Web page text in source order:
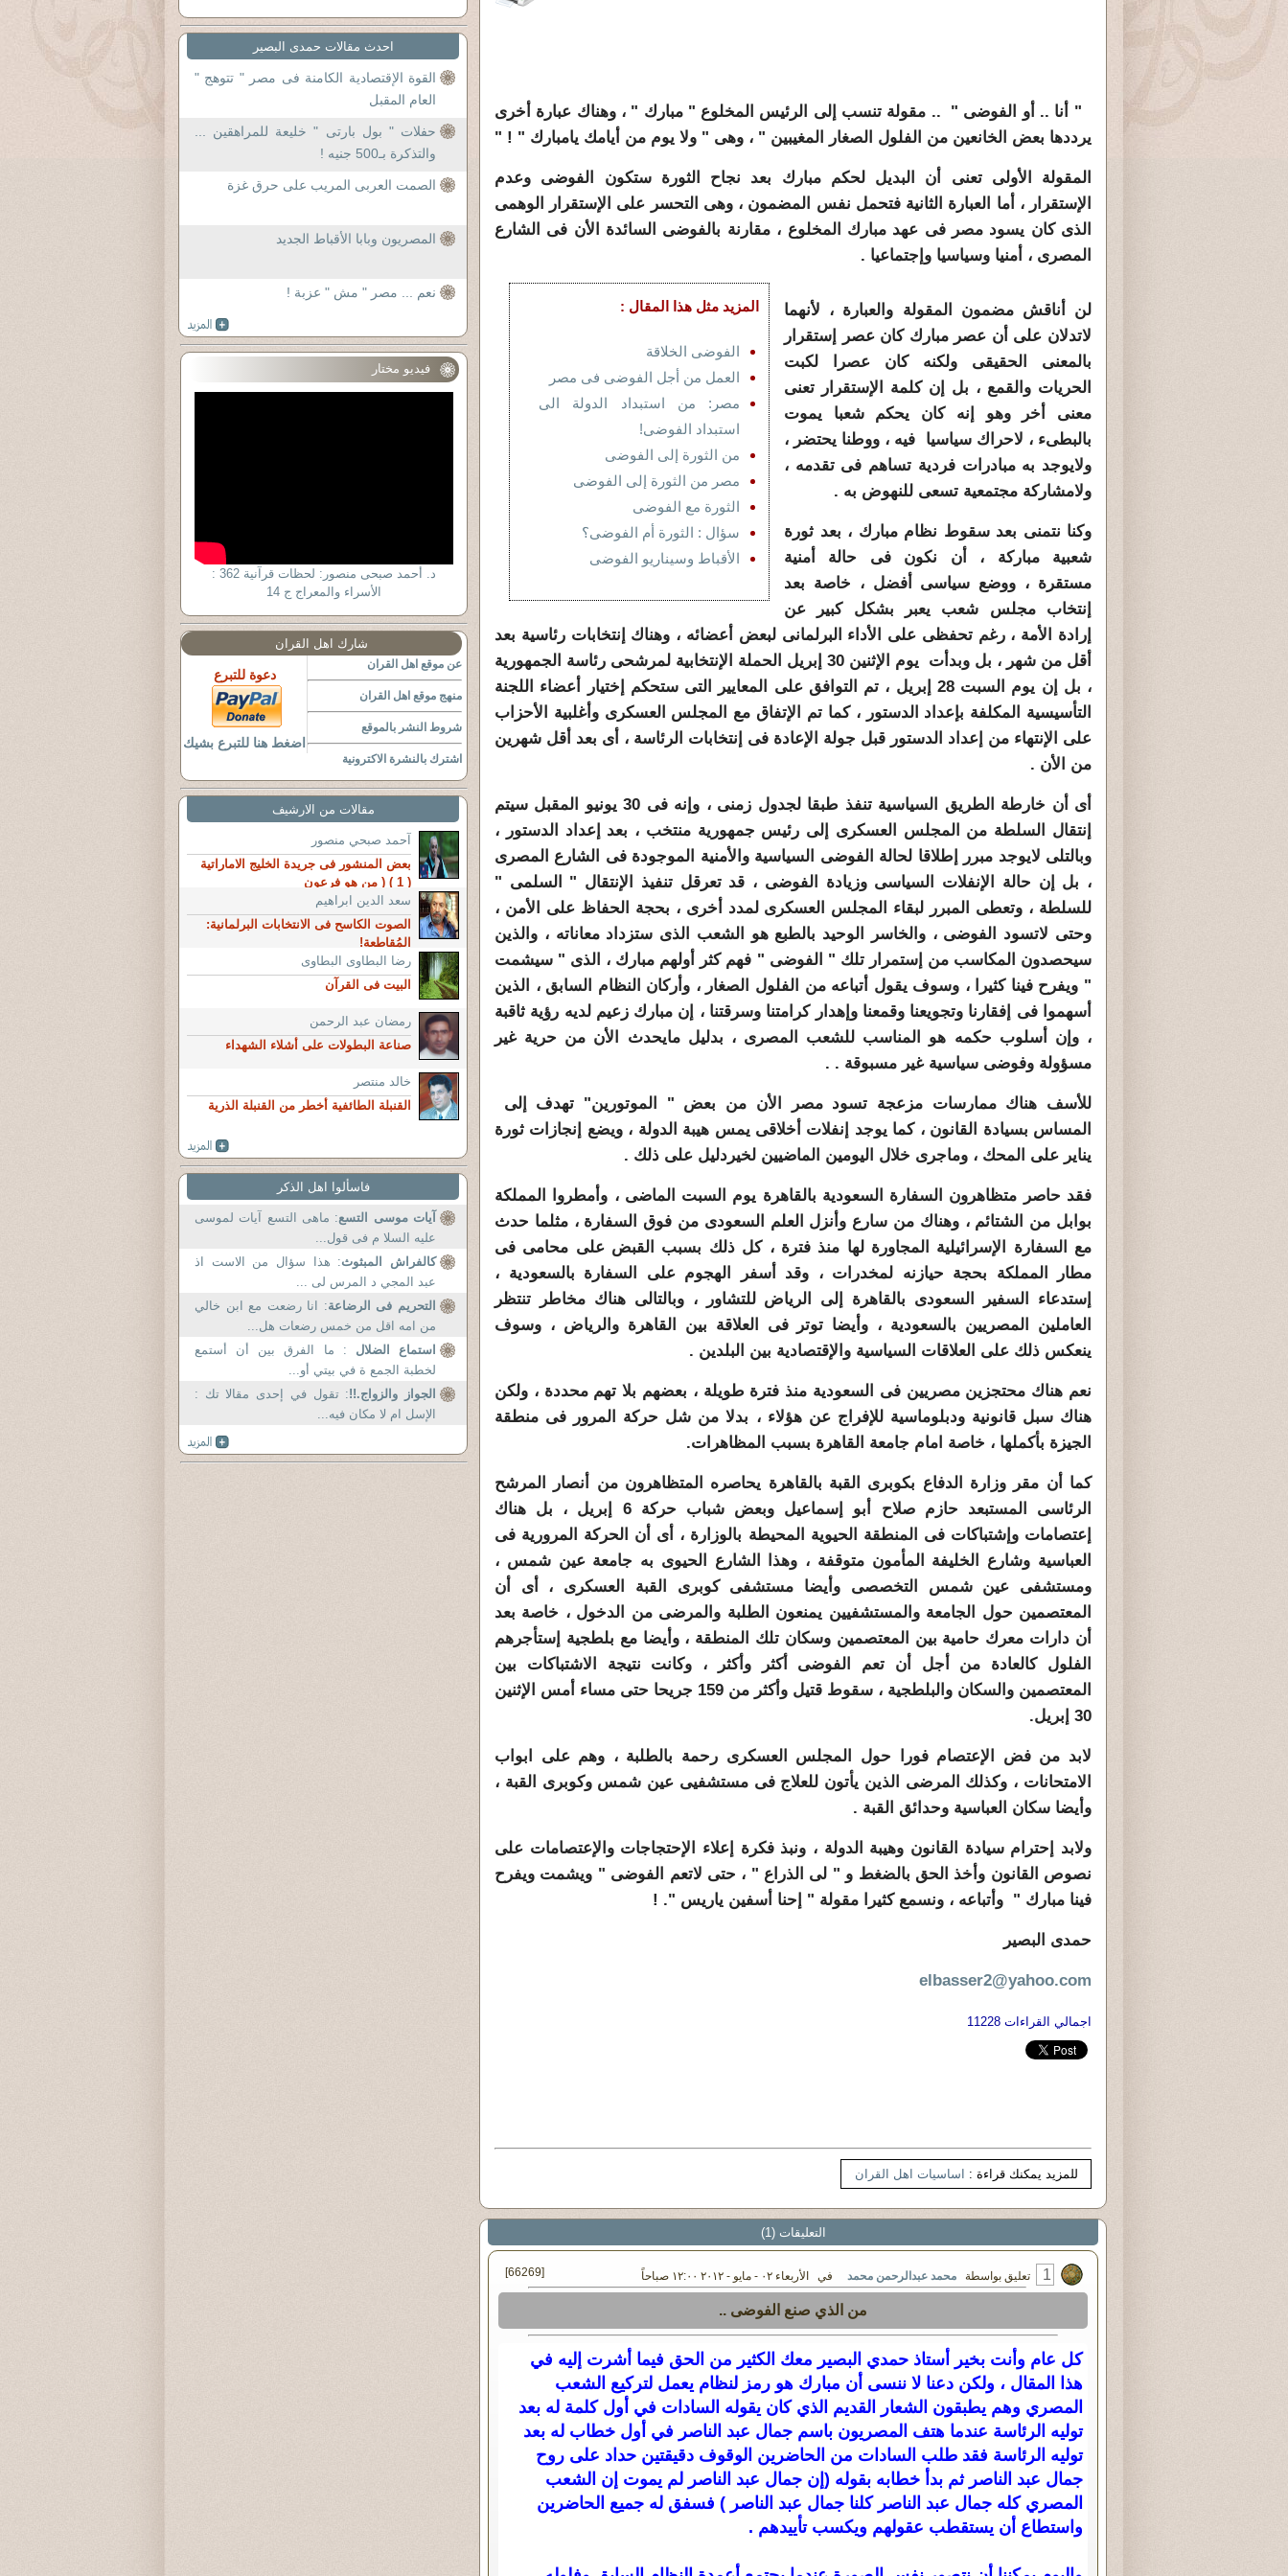
" أنا .. أو الفوضى " .. مقولة تنسب إلى الرئيس المخلوع " مبارك " ، وهناك عبارة أخرى
يرددها بعض الخانعين من الفلول الصغار المغيبين " ، وهى " ولا يوم من أيامك يامبارك " ! "
المقولة الأولى تعنى أن البديل لحكم مبارك بعد نجاح الثورة ستكون الفوضى وعدم
الإستقرار ، أما العبارة الثانية فتحمل نفس المضمون ، وهى التحسر على الإستقرار الوهمى
الذى كان يسود مصر فى عهد مبارك المخلوع ، مقارنة بالفوضى السائدة الأن فى الشارع
المصرى ، أمنيا وسياسيا وإجتماعيا .
المزيد مثل هذا المقال :
الفوضى الخلاقة
العمل من أجل الفوضى فى مصر
مصر: من استبداد الدولة الى
استبداد الفوضى!
من الثورة إلى الفوضى
مصر من الثورة إلى الفوضى
الثورة مع الفوضى
سؤال : الثورة أم الفوضى؟
الأقباط وسيناريو الفوضى
لن أناقش مضمون المقولة والعبارة ، لأنهما
لاتدلان على أن عصر مبارك كان عصر إستقرار
بالمعنى الحقيقى ولكنه كان عصرا لكبت
الحريات والقمع ، بل إن كلمة الإستقرار تعنى
معنى أخر وهو إنه كان يحكم شعبا يموت
بالبطىء ، لاحراك سياسيا فيه ، ووطنا يحتضر ،
ولايوجد به مبادرات فردية تساهم فى تقدمه ،
ولامشاركة مجتمعية تسعى للنهوض به .
وكنا نتمنى بعد سقوط نظام مبارك ، بعد ثورة
شعبية مباركة ، أن نكون فى حالة أمنية
مستقرة ، ووضع سياسى أفضل ، خاصة بعد
إنتخاب مجلس شعب يعبر بشكل كبير عن
إرادة الأمة ، رغم تحفظى على الأداء البرلمانى لبعض أعضائه ، وهناك إنتخابات رئاسية بعد
أقل من شهر ، بل وبدأت يوم الإثنين 30 إبريل الحملة الإنتخابية لمرشحى رئاسة الجمهورية
، بل إن يوم السبت 28 إبريل ، تم التوافق على المعايير التى ستحكم إختيار أعضاء اللجنة
التأسيسية المكلفة بإعداد الدستور ، كما تم الإتفاق مع المجلس العسكرى وأغلبية الأحزاب
على الإنتهاء من إعداد الدستور قبل جولة الإعادة فى إنتخابات الرئاسة ، أى بعد أقل شهرين
من الأن .
أى أن خارطة الطريق السياسية تنفذ طبقا لجدول زمنى ، وإنه فى 30 يونيو المقبل سيتم
إنتقال السلطة من المجلس العسكرى إلى رئيس جمهورية منتخب ، بعد إعداد الدستور ،
وبالتلى لايوجد مبرر إطلاقا لحالة الفوضى السياسية والأمنية الموجودة فى الشارع المصرى
، بل إن حالة الإنفلات السياسى وزيادة الفوضى ، قد تعرقل تنفيذ الإنتقال " السلمى "
للسلطة ، وتعطى المبرر لبقاء المجلس العسكرى لمدد أخرى ، بحجة الحفاظ على الأمن ،
وحتى لاتسود الفوضى ، والخاسر الوحيد بالطبع هو الشعب الذى ستزداد معاناته ، والذين
سيحصدون المكاسب من إستمرار تلك " الفوضى " فهم كثر أولهم مبارك ، الذى " سيشمت
" ويفرح فينا كثيرا ، وسوف يقول أتباعه من الفلول الصغار ، وأركان النظام السابق ، الذين
أسهموا فى إفقارنا وتجويعنا وقمعنا وإهدار كرامتنا وسرقتنا ، إن مبارك زعيم لديه رؤية ثاقبة
، وإن أسلوب حكمه هو المناسب للشعب المصرى ، بدليل مايحدث الأن من حرية غير
مسؤولة وفوضى سياسية غير مسبوقة . .
للأسف هناك ممارسات مزعجة تسود مصر الأن من بعض " الموتورين" تهدف إلى
المساس بسيادة القانون ، كما يوجد إنفلات أخلاقى يمس هيبة الدولة ، ويضع إنجازات ثورة
يناير على المحك ، وماجرى خلال اليومين الماضيين لخيردليل على ذلك .
فقد حاصر متظاهرون السفارة السعودية بالقاهرة يوم السبت الماضى ، وأمطروا المملكة
بوابل من الشتائم ، وهناك من سارع وأنزل العلم السعودى من فوق السفارة ، مثلما حدث
مع السفارة الإسرائيلية المجاورة لها منذ فترة ، كل ذلك بسبب القبض على محامى فى
مطار المملكة بحجة حيازنه لمخدرات ، وقد أسفر الهجوم على السفارة بالسعودية ،
إستدعاء السفير السعودى بالقاهرة إلى الرياض للتشاور ، وبالتالى هناك مخاطر تنتظر
العاملين المصريين بالسعودية ، وأيضا توتر فى العلاقة بين القاهرة والرياض ، وسوف
ينعكس ذلك على العلاقات السياسية والإقتصادية بين البلدين .
نعم هناك محتجزين مصريين فى السعودية منذ فترة طويلة ، بعضهم بلا تهم محددة ، ولكن
هناك سبل قانونية ودبلوماسية للإفراج عن هؤلاء ، بدلا من شل حركة المرور فى منطقة
الجيزة بأكملها ، خاصة امام جامعة القاهرة بسبب المظاهرات.
كما أن مقر وزارة الدفاع بكوبرى القبة بالقاهرة يحاصره المتظاهرون من أنصار المرشح
الرئاسى المستبعد حازم صلاح أبو إسماعيل وبعض شباب حركة 6 إبريل ، بل هناك
إعتصامات وإشتباكات فى المنطقة الحيوية المحيطة بالوزارة ، أى أن الحركة المرورية فى
العباسية وشارع الخليفة المأمون متوقفة ، وهذا الشارع الحيوى به جامعة عين شمس ،
ومستشفى عين شمس التخصصى وأيضا مستشفى كوبرى القبة العسكرى ، أى أن
المعتصمين حول الجامعة والمستشفيين يمنعون الطلبة والمرضى من الدخول ، خاصة بعد
أن دارات معرك حامية بين المعتصمين وسكان تلك المنطقة ، وأيضا مع بلطجية إستأجرهم
الفلول كالعادة من أجل أن تعم الفوضى أكثر وأكثر ، وكانت نتيجة الاشتباكات بين
المعتصمين والسكان والبلطجية ، سقوط قتيل وأكثر من 159 جريحا حتى مساء أمس الإثنين
30 إبريل.
لابد من فض الإعتصام فورا حول المجلس العسكرى رحمة بالطلبة ، وهم على ابواب
الامتحانات ، وكذلك المرضى الذين يأتون للعلاج فى مستشفيى عين شمس وكوبرى القبة ،
وأيضا سكان العباسية وحدائق القبة .
ولابد إحترام سيادة القانون وهيبة الدولة ، ونبذ فكرة إعلاء الإحتجاجات والإعتصامات على
نصوص القانون وأخذ الحق بالضغط و " لى الذراع " ، حتى لاتعم الفوضى " ويشمت ويفرح
فينا مبارك " وأتباعه ، ونسمع كثيرا مقولة " إحنا أسفين ياريس ". !
حمدى البصير
elbasser2@yahoo.com
اجمالي القراءات 11228
للمزيد يمكنك قراءة : اساسيات اهل القران
التعليقات (1)
1 تعليق بواسطة محمد عبدالرحمن محمد في الأربعاء ٠٢ - مايو - ٢٠١٢ ١٢:٠٠ صباحاً [66269]
من الذي صنع الفوضى ..
كل عام وأنت بخير أستاذ حمدي البصير معك الكثير من الحق فيما أشرت إليه في
هذا المقال ، ولكن دعنا لا ننسى أن مبارك هو رمز لنظام يعمل لتركيع الشعب
المصري وهم يطبقون الشعار القديم الذي كان يقوله السادات في أول كلمة له بعد
توليه الرئاسة عندما هتف المصريون باسم جمال عبد الناصر في أول خطاب له بعد
توليه الرئاسة فقد طلب السادات من الحاضرين الوقوف دقيقتين حداد على روح
جمال عبد الناصر ثم بدأ خطابه بقوله (إن جمال عبد الناصر لم يموت إن الشعب
المصري كله جمال عبد الناصر كلنا جمال عبد الناصر ) فسفق له جميع الحاضرين
واستطاع أن يستقطب عقولهم ويكسب تأييدهم .
احدث مقالات حمدى البصير
القوة الإقتصادية الكامنة فى مصر " تتوهج "
العام المقبل
حفلات " بول بارتى " خليعة للمراهقين ...
والتذكرة بـ500 جنيه !
الصمت العربى المريب على حرق غزة
المصريون وبابا الأقباط الجديد
نعم ... مصر " مش " عزبة !
فيديو مختار
د. أحمد صبحى منصور: لحظات قرآنية 362 :
الأسراء والمعراج ج 14
شارك اهل القران
عن موقع اهل القران
منهج موقع اهل القران
شروط النشر بالموقع
اشترك بالنشرة الاكترونية
دعوة للتبرع
اضغط هنا للتبرع بشيك
مقالات من الارشيف
آحمد صبحي منصور
بعض المنشور فى جريدة الخليج الاماراتية
( 1 ) ( من هو فرعون
سعد الدين ابراهيم
الصوت الكاسح فى الانتخابات البرلمانية:
المُقاطعة!
رضا البطاوى البطاوى
البيت فى القرآن
رمضان عبد الرحمن
صناعة البطولات على أشلاء الشهداء
خالد منتصر
القنبلة الطائفية أخطر من القنبلة الذرية
فاسألوا اهل الذكر
آيات موسى التسع: ماهى التسع آيات لموسى
عليه السلا م فى قول...
كالفراش المبثوث: هذا سؤال من الاست اذ
عبد المجي د المرس لى ...
التحريم فى الرضاعة: انا رضعت مع ابن خالي
من امه اقل من خمس رضعات هل...
استماع الضلال : ما الفرق بين أن أستمع
لخطبة الجمع ة في بيتي أو...
الجواز والزواج.!!: تقول في إحدى مقالا تك :
الإسل ام لا مكان فيه...